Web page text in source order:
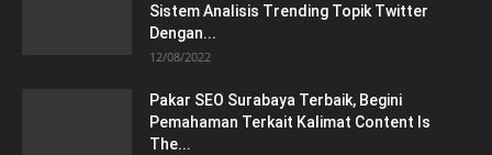
Sistem Analisis Trending Topik Twitter
Dengan...
12/08/2022
Pakar SEO Surabaya Terbaik, Begini
Pemahaman Terkait Kalimat Content Is
The...